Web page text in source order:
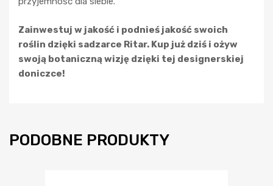
Zainwestuj w jakość i podnieś jakość swoich
roślin dzięki sadzarce Ritar. Kup już dziś i ożyw
swoją botaniczną wizję dzięki tej designerskiej
doniczce!
PODOBNE PRODUKTY